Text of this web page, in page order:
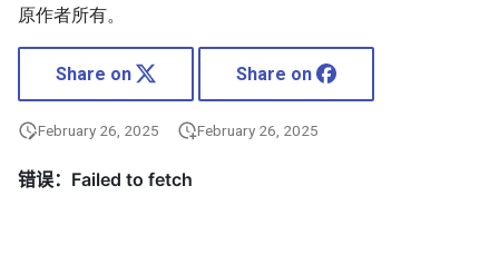
原作者所有。
Share on Share on
February 26, 2025 February 26, 2025